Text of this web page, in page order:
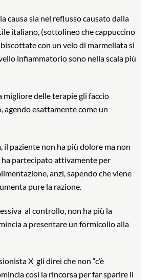
causa sia nel reflusso causato dalla
italiano, (sottolineo che cappuccino
con un velo di marmellata si
infiammatorio sono nella scala più
migliore delle terapie gli faccio
agendo esattamente come un
il paziente non ha più dolore ma non
ha partecipato attivamente per
anzi, sapendo che viene
pure la razione.
al controllo, non ha più la
a presentare un formicolio alla
X gli direi che non “c’è
così la rincorsa per far sparire il